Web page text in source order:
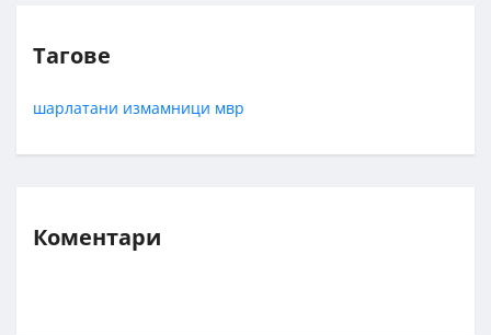
Тагове
шарлатани измамници мвр
Коментари